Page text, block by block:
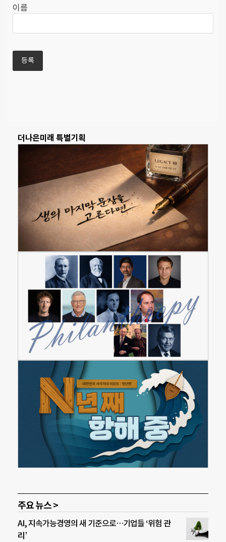
이름
더나은미래 특별기획
주요 뉴스 >
AI, 지속가능경영의 새 기준으로…기업들 ‘위험 관
리’